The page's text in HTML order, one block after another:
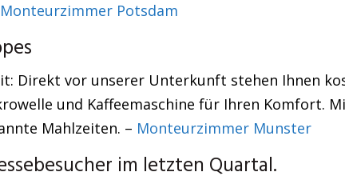
Monteurzimmer Potsdam
Direkt vor unserer Unterkunft stehen Ihnen
und Kaffeemaschine für Ihren Komfort.
Mahlzeiten. – Monteurzimmer Munster
im letzten Quartal.